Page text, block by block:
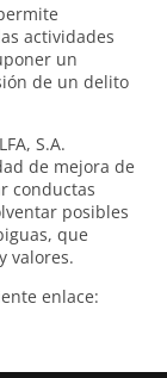
actividades
un
de un delito
S.A.
de mejora de
conductas
posibles
que
valores.
enlace: